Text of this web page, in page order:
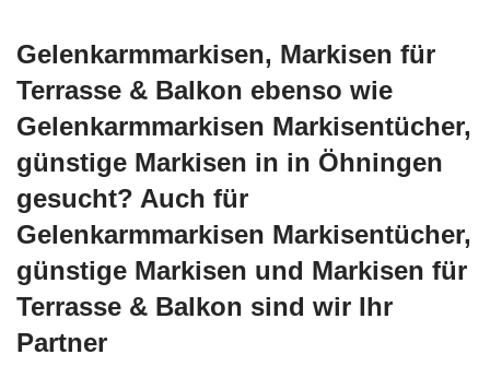
Gelenkarmmarkisen, Markisen für
Terrasse & Balkon ebenso wie
Gelenkarmmarkisen Markisentücher,
günstige Markisen in in Öhningen
gesucht? Auch für
Gelenkarmmarkisen Markisentücher,
günstige Markisen und Markisen für
Terrasse & Balkon sind wir Ihr
Partner